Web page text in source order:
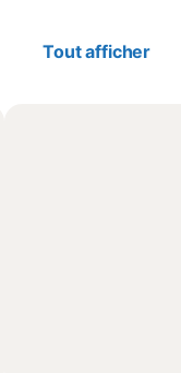
Tout afficher